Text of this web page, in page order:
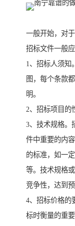
一般开始，对
招标文件一般
1、招标人须知
图，每个条款
明。
2、招标项目的
3、技术规格。
件中重要的内
的标准，如一
等。技术规格
竞争性，达到
4、招标价格的
标时衡量的重